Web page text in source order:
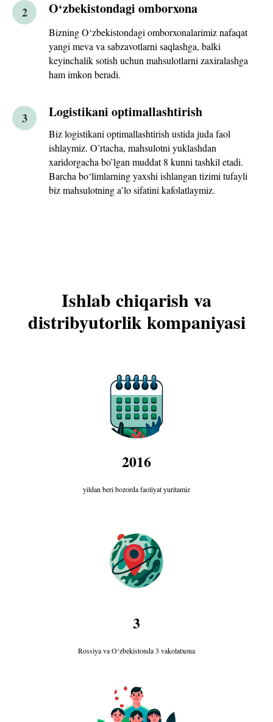
2 O‘zbekistondagi omborxona
Bizning O‘zbekistondagi omborxonalarimiz nafaqat
yangi meva va sabzavotlarni saqlashga, balki
keyinchalik sotish uchun mahsulotlarni zaxiralashga
ham imkon beradi.
3 Logistikani optimallashtirish
Biz logistikani optimallashtirish ustida juda faol
ishlaymiz. O’rtacha, mahsulotni yuklashdan
xaridorgacha bo’lgan muddat 8 kunni tashkil etadi.
Barcha bo‘limlarning yaxshi ishlangan tizimi tufayli
biz mahsulotning a’lo sifatini kafolatlaymiz.
Ishlab chiqarish va
distribyutorlik kompaniyasi
2016
yildan beri bozorda faoliyat yuritamiz
3
Rossiya va O‘zbekistonda 3 vakolatxona